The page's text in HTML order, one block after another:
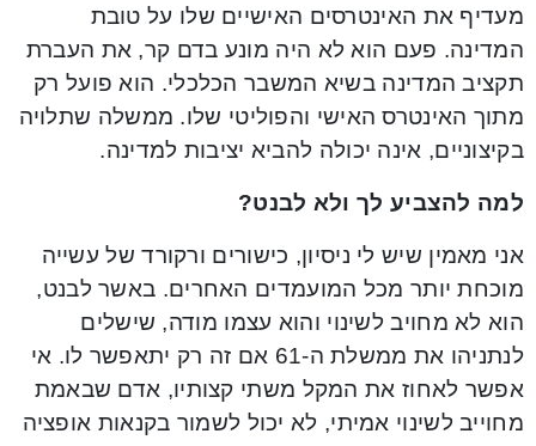
מעדיף את האינטרסים האישיים שלו על טובת
המדינה. פעם הוא לא היה מונע בדם קר, את העברת
תקציב המדינה בשיא המשבר הכלכלי. הוא פועל רק
מתוך האינטרס האישי והפוליטי שלו. ממשלה שתלויה
בקיצוניים, אינה יכולה להביא יציבות למדינה.
למה להצביע לך ולא לבנט?
אני מאמין שיש לי ניסיון, כישורים ורקורד של עשייה
מוכחת יותר מכל המועמדים האחרים. באשר לבנט,
הוא לא מחויב לשינוי והוא עצמו מודה, שישלים
לנתניהו את ממשלת ה-61 אם זה רק יתאפשר לו. אי
אפשר לאחוז את המקל משתי קצותיו, אדם שבאמת
מחוייב לשינוי אמיתי, לא יכול לשמור בקנאות אופציה